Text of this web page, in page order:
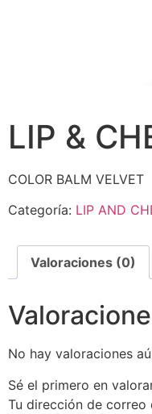
LIP &
COLOR BALM VELVET
Categoría: LIP AND
Valoraciones (0)
No hay valoraciones
Sé el primero en
Tu dirección de correo